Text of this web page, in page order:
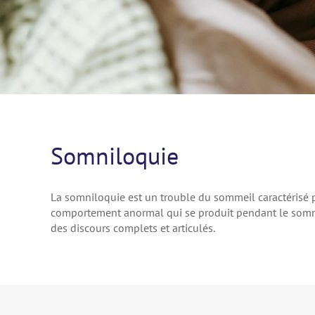
Somniloquie
La somniloquie est un trouble du sommeil caractérisé
comportement anormal qui se produit pendant le
des discours complets et articulés.